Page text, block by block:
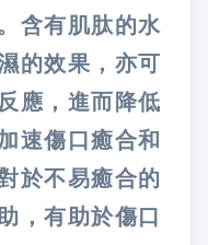
含有肌肽的水
的效果，亦可
應，進而降低
速傷口癒合和
於不易癒合的
，有助於傷口